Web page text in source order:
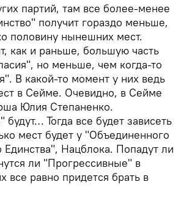
партий, там все более-менее
получит гораздо меньше,
половину нынешних мест.
как и раньше, большую часть
но меньше, чем когда-то
В какой-то момент у них ведь
в Сейме. Очевидно, в Сейме
Юлия Степаненко.
Тогда все будет зависеть
мест будет у "Объединенного
Единства", Нацблока. Попадут ли
ли "Прогрессивные" в
все равно придется брать в